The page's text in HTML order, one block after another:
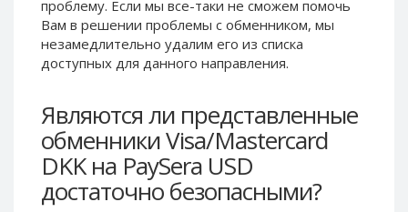
проблему. Если мы все-таки не сможем помочь
Вам в решении проблемы c обменником, мы
незамедлительно удалим его из списка
доступных для данного направления.
Являются ли представленные
обменники Visa/Mastercard
DKK на PaySera USD
достаточно безопасными?
Neteller NOK
Neteller SEK
PaySera USD
PaySera PLN
AliPay CNY
UnionPay CNY
Paymer USD
Neteller NOK
Neteller SEK
PaySera USD
PaySera PLN
AliPay CNY
UnionPay CNY
Paymer USD